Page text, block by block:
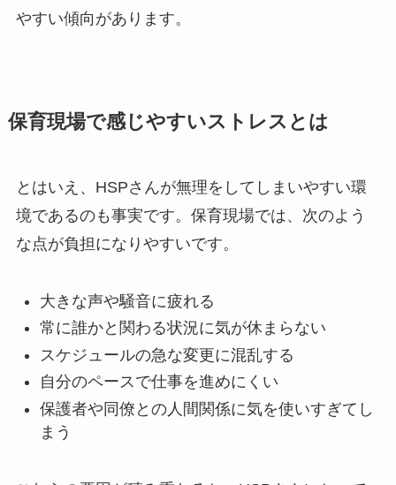
やすい傾向があります。
保育現場で感じやすいストレスとは
とはいえ、HSPさんが無理をしてしまいやすい環
境であるのも事実です。保育現場では、次のよう
な点が負担になりやすいです。
大きな声や騒音に疲れる
常に誰かと関わる状況に気が休まらない
スケジュールの急な変更に混乱する
自分のペースで仕事を進めにくい
保護者や同僚との人間関係に気を使いすぎてし
まう